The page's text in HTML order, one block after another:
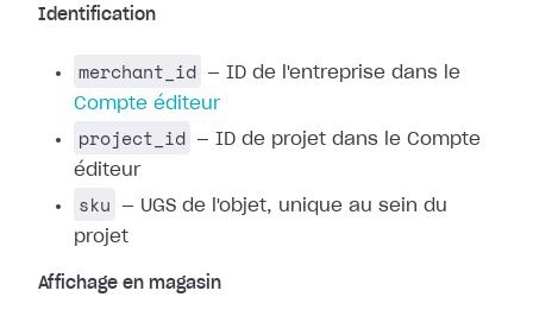
Identification
merchant_id
— ID de l'entreprise dans le
Compte éditeur
project_id
— ID de projet dans le Compte
éditeur
sku
— UGS de l'objet, unique au sein du
projet
Affichage en magasin